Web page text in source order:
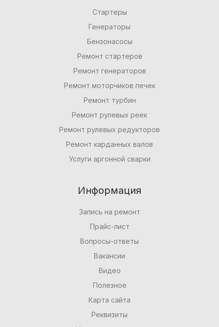
Стартеры
Генераторы
Бензонасосы
Ремонт стартеров
Ремонт генераторов
Ремонт моторчиков печек
Ремонт турбин
Ремонт рулевых реек
Ремонт рулевых редукторов
Ремонт карданных валов
Услуги аргонной сварки
Информация
Запись на ремонт
Прайс-лист
Вопросы-ответы
Вакансии
Видео
Полезное
Карта сайта
Реквизиты